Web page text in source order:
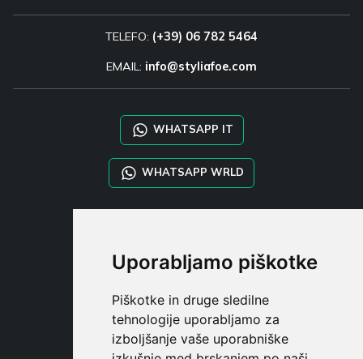
Uporabljamo piškotke
Piškotke in druge sledilne
tehnologije uporabljamo za
izboljšanje vaše uporabniške
TELEFO: (+39) 06 782 5464
EMAIL: info@styliafoe.com
WHATSAPP IT
WHATSAPP WRLD
SHOP B2B
TAYLOR MADE ORDERS
UPORABNI
REGISTE